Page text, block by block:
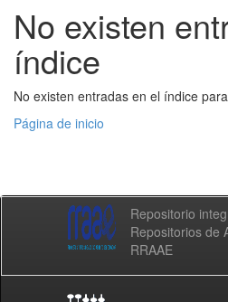
No existen
índice
No existen entradas en el índice
Página de inicio
Repositorio
Repositorios de
RRAAE